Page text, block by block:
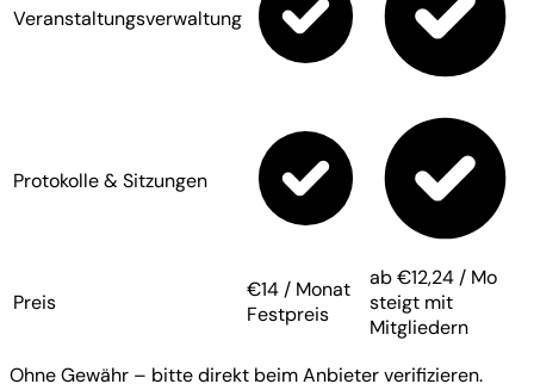
Veranstaltungsverwaltung
Protokolle & Sitzungen
Preis
€14 / Monat
Festpreis
ab €12,24 / Mo
steigt mit
Mitgliedern
Ohne Gewähr – bitte direkt beim Anbieter verifizieren.